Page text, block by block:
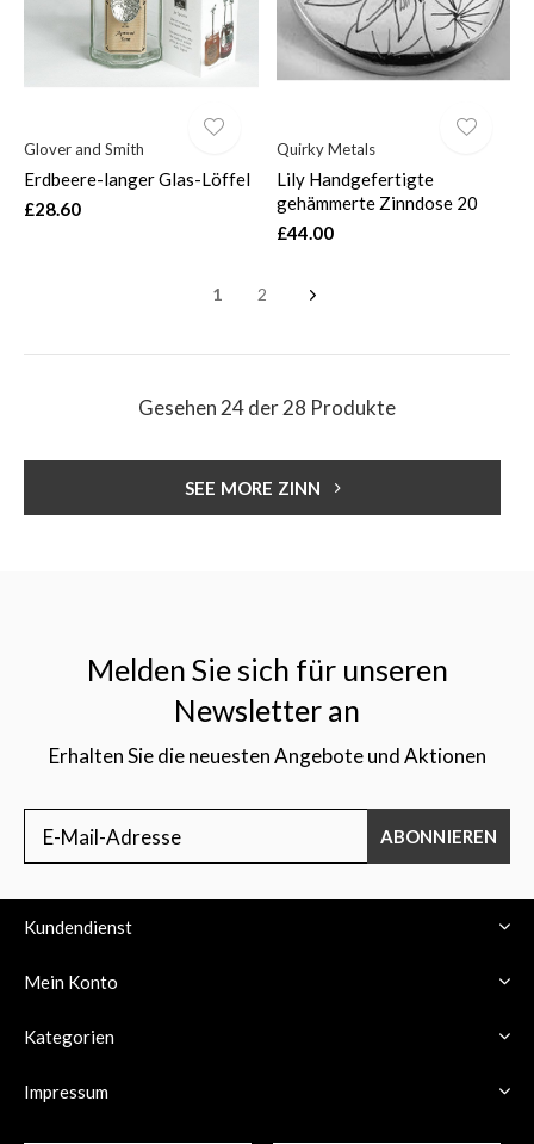
Glover and Smith
Erdbeere-langer Glas-Löffel
£28.60
Quirky Metals
Lily Handgefertigte
gehämmerte Zinndose 20
£44.00
1 2
Gesehen 24 der 28 Produkte
SEE MORE ZINN
Melden Sie sich für unseren
Newsletter an
Erhalten Sie die neuesten Angebote und Aktionen
ABONNIEREN
Kundendienst
Mein Konto
Kategorien
Impressum